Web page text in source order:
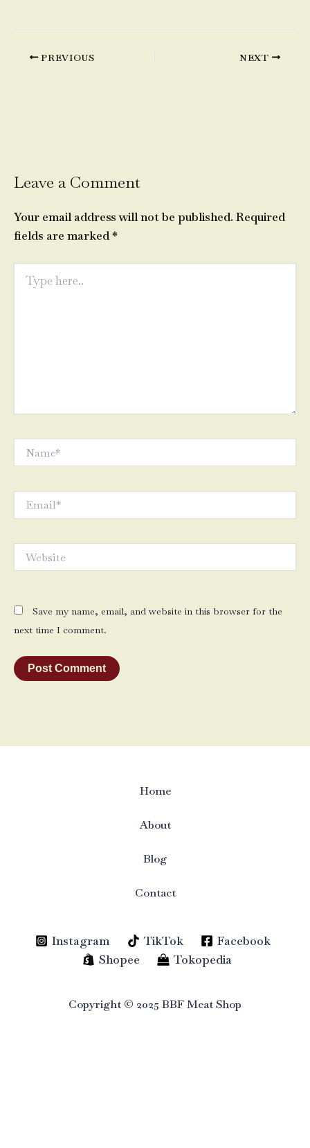
PREVIOUS NEXT
Leave a Comment
Your email address will not be published. Required
fields are marked*
here..
Save my name, email, and website in this browser for the
next time I comment.
Home
About
Blog
Contact
Instagram TikTok
Facebook
Shopee
Tokopedia
Copyright © 2025 BBF Meat Shop